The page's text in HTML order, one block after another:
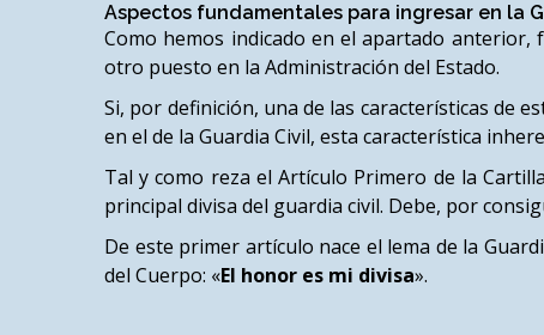
Aspectos fundamentales para ingresar en la
Como hemos indicado en el apartado
otro puesto en la Administración del Estado.
Si, por definición, una de las características de
en el de la Guardia Civil, esta característica
Tal y como reza el Artículo Primero de la
principal divisa del guardia civil. Debe, por
De este primer artículo nace el lema de la
del Cuerpo: «El honor es mi divisa».